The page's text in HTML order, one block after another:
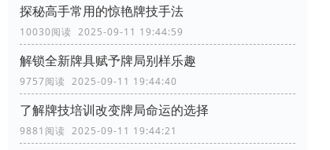
探秘高手常用的惊艳牌技手法
10030阅读 2025-09-11 19:44:59
解锁全新牌具赋予牌局别样乐趣
9757阅读 2025-09-11 19:44:40
了解牌技培训改变牌局命运的选择
9881阅读 2025-09-11 19:44:21